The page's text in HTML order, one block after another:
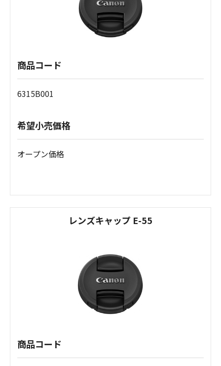
商品コード
6315B001
希望小売価格
オープン価格
レンズキャップ E-55
商品コード